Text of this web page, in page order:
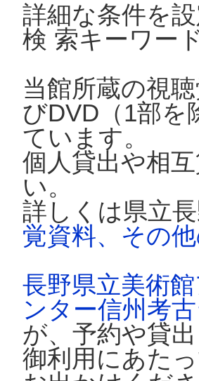
詳細な条件を
検 索キーワー
当館所蔵の視
びDVD（1部を
ています。
個人貸出や相
い。
詳しくは県立
覚資料、その
長野県立美術
ンター信州考
が、予約や貸
御利用にあた